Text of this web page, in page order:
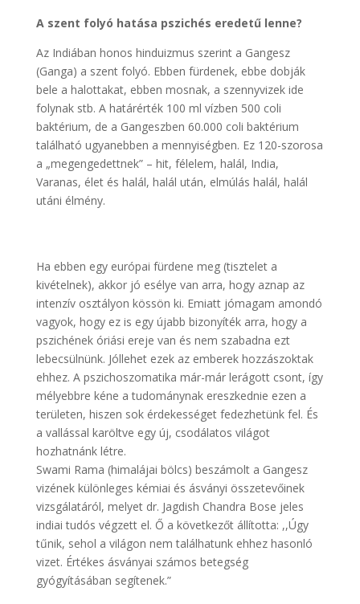
A szent folyó hatása pszichés eredetű lenne?
Az Indiában honos hinduizmus szerint a Gangesz
(Ganga) a szent folyó. Ebben fürdenek, ebbe dobják
bele a halottakat, ebben mosnak, a szennyvizek ide
folynak stb. A határérték 100 ml vízben 500 coli
baktérium, de a Gangeszben 60.000 coli baktérium
található ugyanebben a mennyiségben. Ez 120-szorosa
a „megengedettnek” – hit, félelem, halál, India,
Varanas, élet és halál, halál után, elmúlás halál, halál
utáni élmény.
Ha ebben egy európai fürdene meg (tisztelet a
kivételnek), akkor jó esélye van arra, hogy aznap az
intenzív osztályon kössön ki. Emiatt jómagam amondó
vagyok, hogy ez is egy újabb bizonyíték arra, hogy a
pszichének óriási ereje van és nem szabadna ezt
lebecsülnünk. Jóllehet ezek az emberek hozzászoktak
ehhez. A pszichoszomatika már-már lerágott csont, így
mélyebbre kéne a tudománynak ereszkednie ezen a
területen, hiszen sok érdekességet fedezhetünk fel. És
a vallással karöltve egy új, csodálatos világot
hozhatnánk létre.
Swami Rama (himalájai bölcs) beszámolt a Gangesz
vizének különleges kémiai és ásványi összetevőinek
vizsgálatáról, melyet dr. Jagdish Chandra Bose jeles
indiai tudós végzett el. Ő a következőt állította: ,,Úgy
tűnik, sehol a világon nem találhatunk ehhez hasonló
vizet. Értékes ásványai számos betegség
gyógyításában segítenek.”